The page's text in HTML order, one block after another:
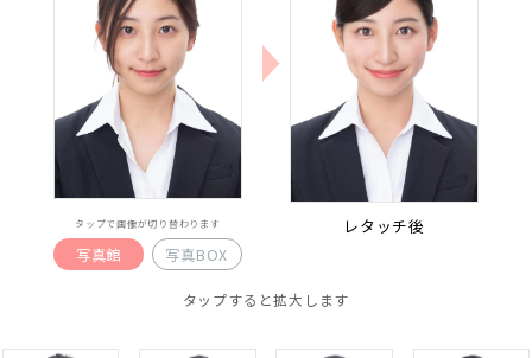
タップで画像が切り替わります
写真館 写真BOX
レタッチ後
タップすると拡大します